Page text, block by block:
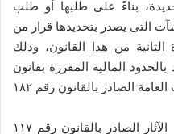
بناءً على طلبها أو طلب
التى يصدر بتحديدها قرار من
من هذا القانون، وذلك
المالية المقررة بقانون
تنظيم التعاقدات التى تبرمها الجهات العامة الصادر بالقانون رقم ١٨٢
↩ ومع مراعاة أحكام قانون حماية الآثار الصادر بالقانون رقم ١١٧